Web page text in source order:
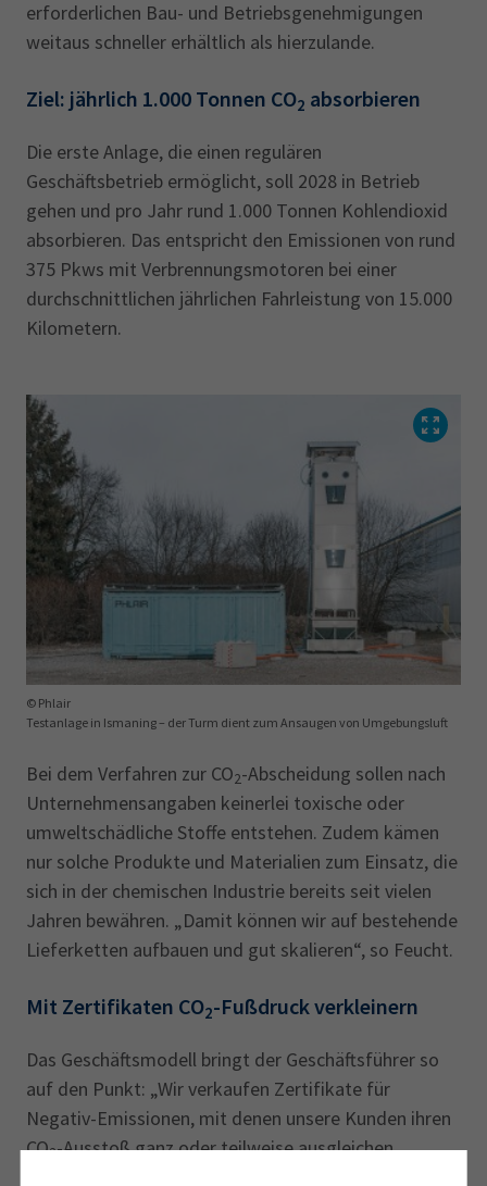
erforderlichen Bau- und Betriebsgenehmigungen
weitaus schneller erhältlich als hierzulande.
Ziel: jährlich 1.000 Tonnen CO2 absorbieren
Die erste Anlage, die einen regulären
Geschäftsbetrieb ermöglicht, soll 2028 in Betrieb
gehen und pro Jahr rund 1.000 Tonnen Kohlendioxid
absorbieren. Das entspricht den Emissionen von rund
375 Pkws mit Verbrennungsmotoren bei einer
durchschnittlichen jährlichen Fahrleistung von 15.000
Kilometern.
Testanlage in Ismaning – der Turm dient zum Ansaugen von Umgebungsluft
© Phlair
Bei dem Verfahren zur CO2-Abscheidung sollen nach
Unternehmensangaben keinerlei toxische oder
umweltschädliche Stoffe entstehen. Zudem kämen
nur solche Produkte und Materialien zum Einsatz, die
sich in der chemischen Industrie bereits seit vielen
Jahren bewähren. „Damit können wir auf bestehende
Lieferketten aufbauen und gut skalieren“, so Feucht.
Mit Zertifikaten CO2-Fußdruck verkleinern
Das Geschäftsmodell bringt der Geschäftsführer so
auf den Punkt: „Wir verkaufen Zertifikate für
Negativ-Emissionen, mit denen unsere Kunden ihren
CO2-Ausstoß ganz oder teilweise ausgleichen